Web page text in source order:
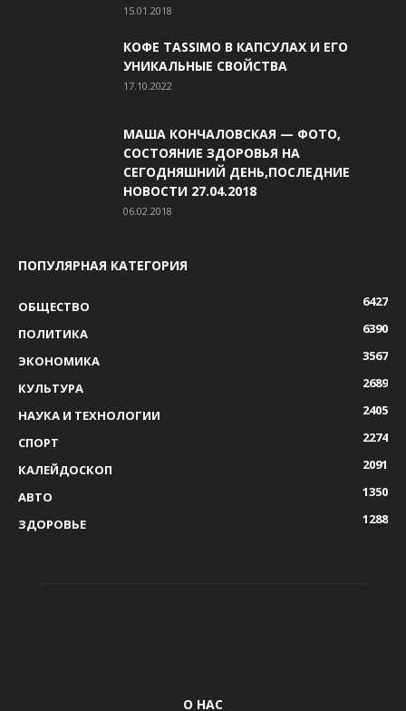
15.01.2018
КОФЕ TASSIMO В КАПСУЛАХ И ЕГО
УНИКАЛЬНЫЕ СВОЙСТВА
17.10.2022
МАША КОНЧАЛОВСКАЯ — ФОТО,
СОСТОЯНИЕ ЗДОРОВЬЯ НА
СЕГОДНЯШНИЙ ДЕНЬ,ПОСЛЕДНИЕ
НОВОСТИ 27.04.2018
06.02.2018
ПОПУЛЯРНАЯ КАТЕГОРИЯ
ОБЩЕСТВО
6427
ПОЛИТИКА
6390
ЭКОНОМИКА
3567
КУЛЬТУРА
2689
НАУКА И ТЕХНОЛОГИИ
2405
СПОРТ
2274
КАЛЕЙДОСКОП
2091
АВТО
1350
ЗДОРОВЬЕ
1288
О НАС